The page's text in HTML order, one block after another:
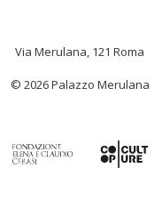
Via Merulana, 121 Roma
© 2026 Palazzo Merulana